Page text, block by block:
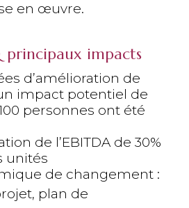
en œuvre.
principaux impacts
d’amélioration de
un impact potentiel de
personnes ont été
de l’EBITDA de 30%
unités
de changement :
plan de